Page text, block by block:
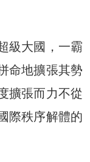
級大國，一霸
命地擴張其勢
擴張而力不從
際秩序解體的